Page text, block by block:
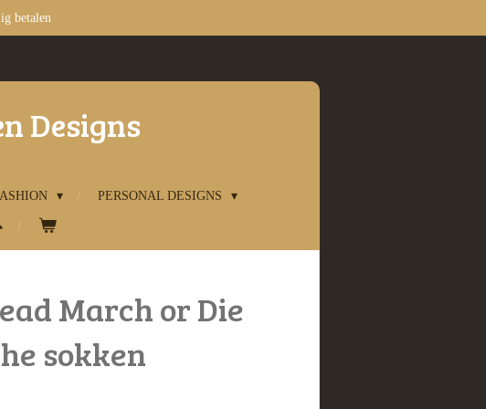
betalen
Designs
PERSONAL DESIGNS
March or Die
sokken